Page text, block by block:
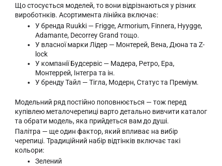
Що стосується моделей, то вони відрізнаються у різних
вироботнків. Асортимента лінійка включає:
У бренда Ruukki — Frigge, Armorium, Finnera, Hyygge,
Adamante, Decorrey Grand тощо.
У власної марки Лідер — Монтерей, Вена, Дюна та Z-
lock
У компанії Будсервіс — Мадера, Ретро, Ера,
Монтеррей, Інтегра та ін.
У бренду Тайл — Тігла, Модерн, Статус та Преміум.
Модельний ряд постійно поповнюється — тож перед
купівлею металочерепиці варто детально вивчити каталог
та обрати модель, яка прийдеться вам до душі.
Палітра — ще один фактор, який впливає на вибір
черепиці. Традиційний набір відтінків включає такі
кольори:
Зелений